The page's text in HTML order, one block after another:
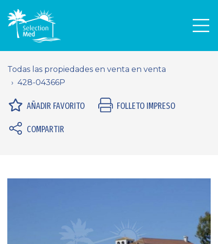
Todas las propiedades en venta en venta
428-04366P
AÑADIR FAVORITO FOLLETO IMPRESO
COMPARTIR